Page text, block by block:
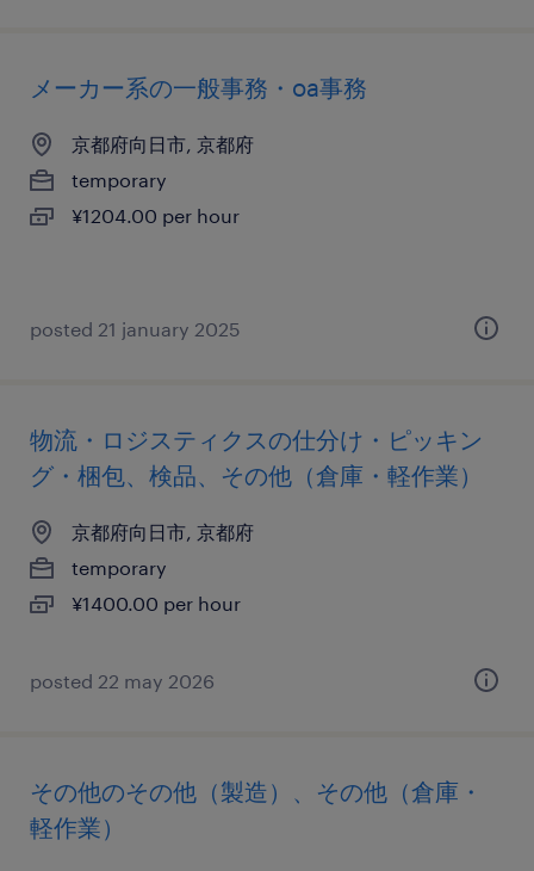
メーカー系の一般事務・oa事務
京都府向日市, 京都府
temporary
¥1204.00 per hour
posted 21 january 2025
物流・ロジスティクスの仕分け・ピッキン
グ・梱包、検品、その他（倉庫・軽作業）
京都府向日市, 京都府
temporary
¥1400.00 per hour
posted 22 may 2026
その他のその他（製造）、その他（倉庫・
軽作業）